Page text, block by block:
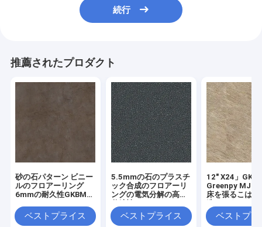
続行
推薦されたプロダクト
砂の石パターン ビニー
ルのフロアーリング
6mmの耐久性GKBM
ベストプライス
5.5mmの石のプラスチ
ック合成のフロアーリ
ングの電気分解の高い
GKBM DP-S82282を
防水しなさい
ベストプライス
12" X24」
Greenpy MJ-
床を張るこはく
の板ベストプラ